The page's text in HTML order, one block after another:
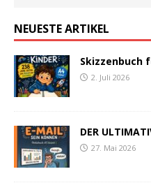
NEUESTE ARTIKEL
Skizzenbuch
2. Juli 2026
DER
27. Mai 2026